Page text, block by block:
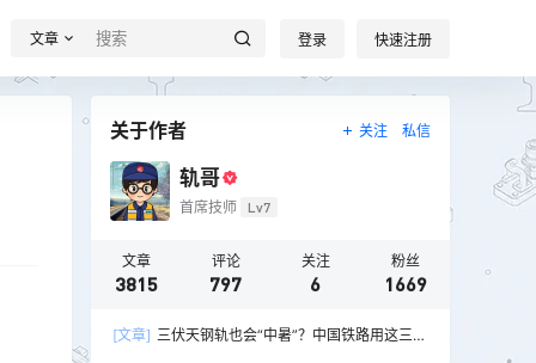
文章 登录 快速注册
关于作者 关注 私信
轨哥
首席技师 Lv7
文章
3815
评论
797
关注
6
粉丝
1669
[文章] 三伏天钢轨也会“中暑”？中国铁路用这三招